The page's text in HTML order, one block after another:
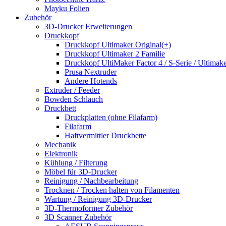
Mayku Folien
Zubehör
3D-Drucker Erweiterungen
Druckkopf
Druckkopf Ultimaker Original(+)
Druckkopf Ultimaker 2 Familie
Druckkopf UltiMaker Factor 4 / S-Serie /
Prusa Nextruder
Andere Hotends
Extruder / Feeder
Bowden Schlauch
Druckbett
Druckplatten (ohne Filafarm)
Filafarm
Haftvermittler Druckbette
Mechanik
Elektronik
Kühlung / Filterung
Möbel für 3D-Drucker
Reinigung / Nachbearbeitung
Trocknen / Trocken halten von Filamenten
Wartung / Reinigung 3D-Drucker
3D-Thermoformer Zubehör
3D Scanner Zubehör